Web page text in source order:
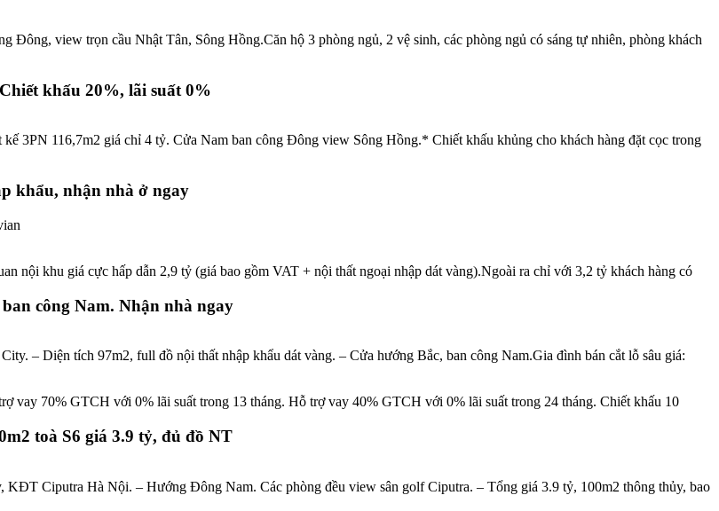
Đông, view trọn cầu Nhật Tân, Sông Hồng.Căn hộ 3 phòng ngủ, 2 vệ sinh, các phòng ngủ có sáng tự nhiên, phòng khách
khấu 20%, lãi suất 0%
3PN 116,7m2 giá chỉ 4 tỷ. Cửa Nam ban công Đông view Sông Hồng.* Chiết khấu khủng cho khách hàng đặt cọc trong
khẩu, nhận nhà ở ngay
nội khu giá cực hấp dẫn 2,9 tỷ (giá bao gồm VAT + nội thất ngoại nhập dát vàng).Ngoài ra chỉ với 3,2 tỷ khách hàng có
công Nam. Nhận nhà ngay
– Diện tích 97m2, full đồ nội thất nhập khẩu dát vàng. – Cửa hướng Bắc, ban công Nam.Gia đình bán cắt lỗ sâu giá:
vay 70% GTCH với 0% lãi suất trong 13 tháng. Hỗ trợ vay 40% GTCH với 0% lãi suất trong 24 tháng. Chiết khấu 10
toà S6 giá 3.9 tỷ, đủ đồ NT
KĐT Ciputra Hà Nội. – Hướng Đông Nam. Các phòng đều view sân golf Ciputra. – Tổng giá 3.9 tỷ, 100m2 thông thủy, bao